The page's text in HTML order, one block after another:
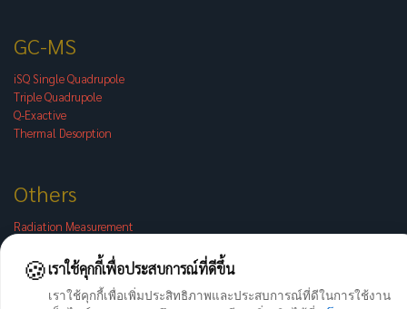
🍪เราใช้คุกกี้เพื่อประสบการณ์ที่ดีขึ้น
เราใช้คุกกี้เพื่อเพิ่มประสิทธิภาพและประสบการณ์ที่ดีในการใช้งาน
GC-MS
iSQ Single Quadrupole
Triple Quadrupole
Q-Exactive
Thermal Desorption
Others
Radiation Measurement
Atomics Absorption
Handheld XRF